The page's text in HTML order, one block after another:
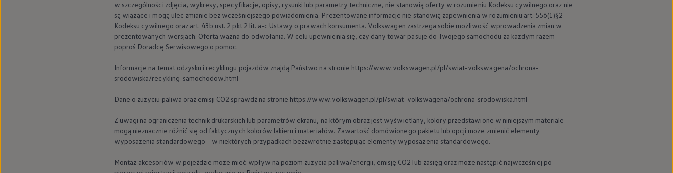
Urządzenia ładujące
Ochrona i pielęgnacja
Akcesoria do poszczególnych modeli
Rozwiązania transportowe i bagażowe
Elektronika i rozrywka
Aplikacje Volkswagen, logowanie i sklep
Znajdź usługi dla swojego modelu
Elektroniczna Instrukcja Obsługi
Informacje dla klientów
Informator o pojeździe
Starsze modele i generacje – archiwum oraz dane techniczne
w szczególności zdjęcia, wykresy, specyfikacje, opisy, rysunki lub parametry techniczne, nie stanowią oferty w rozumieniu Kodeksu cywilnego oraz nie
są wiążące i mogą ulec zmianie bez wcześniejszego powiadomienia. Prezentowane informacje nie stanowią zapewnienia w rozumieniu art. 556(1)§2
Kodeksu cywilnego oraz art. 43b ust. 2 pkt 2 lit. a-c Ustawy o prawach konsumenta. Volkswagen zastrzega sobie możliwość wprowadzenia zmian w
prezentowanych wersjach. Oferta ważna do odwołania. W celu upewnienia się, czy dany towar pasuje do Twojego samochodu za każdym razem
poproś Doradcę Serwisowego o pomoc.
Informacje na temat odzysku i recyklingu pojazdów znajdą Państwo na stronie https://www.volkswagen.pl/pl/swiat-volkswagena/ochrona-
srodowiska/recykling-samochodow.html
Dane o zużyciu paliwa oraz emisji CO2 sprawdź na stronie https://www.volkswagen.pl/pl/swiat-volkswagena/ochrona-srodowiska.html
Z uwagi na ograniczenia technik drukarskich lub parametrów ekranu, na którym obraz jest wyświetlany, kolory przedstawione w niniejszym materiale
mogą nieznacznie różnić się od faktycznych kolorów lakieru i materiałów. Zawartość domówionego pakietu lub opcji może zmienić elementy
wyposażenia standardowego – w niektórych przypadkach bezzwrotnie zastępując elementy wyposażenia standardowego.
Montaż akcesoriów w pojeździe może mieć wpływ na poziom zużycia paliwa/energii, emisję CO2 lub zasięg oraz może nastąpić najwcześniej po